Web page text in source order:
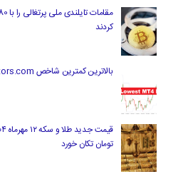
کردند
بالاترین کمترین شاخص MT4 – forexmt4indicators.com
تومان تکان خورد